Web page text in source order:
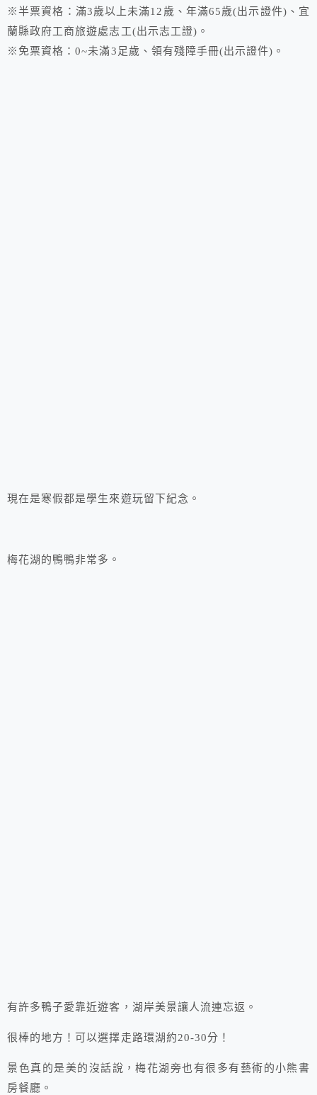
※半票資格：滿3歲以上未滿12歲、年滿65歲(出示證件)、宜
蘭縣政府工商旅遊處志工(出示志工證)。
※免票資格：0~未滿3足歲、領有殘障手冊(出示證件)。
現在是寒假都是學生來遊玩留下紀念。
梅花湖的鴨鴨非常多。
有許多鴨子愛靠近遊客，湖岸美景讓人流連忘返。
很棒的地方！可以選擇走路環湖約20-30分！
景色真的是美的沒話說，梅花湖旁也有很多有藝術的小熊書
房餐廳。